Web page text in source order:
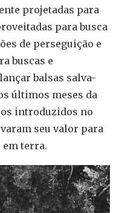
projetadas para
para busca
de perseguição e
buscas e
balsas salva-
últimos meses da
introduzidos no
seu valor para
em terra.